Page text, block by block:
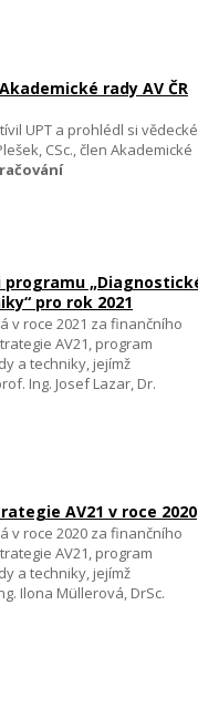
rady AV ČR
UPT a prohlédl si vědecké
CSc., člen Akademické
pro rok 2021
v roce 2021 za finančního
AV21, program
a techniky, jejímž
Ing. Josef Lazar, Dr.
AV21 v roce 2020
v roce 2020 za finančního
AV21, program
a techniky, jejímž
Ilona Müllerová, DrSc.